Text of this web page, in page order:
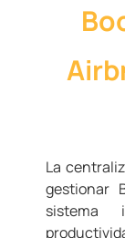
La
gestionar
sistema